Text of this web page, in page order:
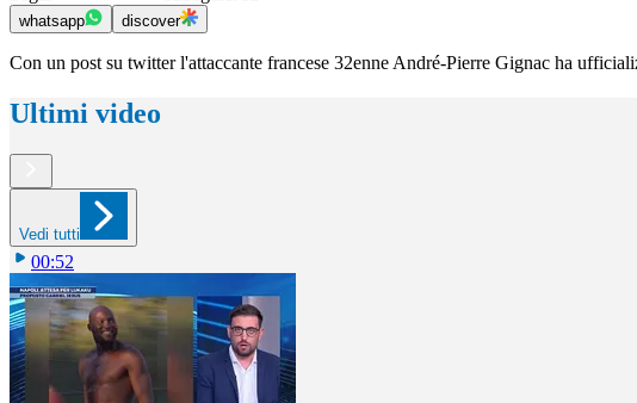
whatsapp discover
Con un post su twitter l'attaccante francese 32enne André-Pierre Gignac ha
Ultimi video
Vedi tutti
00:52